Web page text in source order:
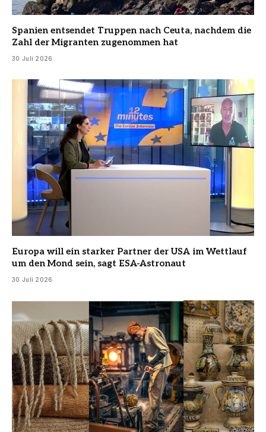
Spanien entsendet Truppen nach Ceuta, nachdem die
Zahl der Migranten zugenommen hat
30 Juli 2026
Europa will ein starker Partner der USA im Wettlauf
um den Mond sein, sagt ESA-Astronaut
30 Juli 2026